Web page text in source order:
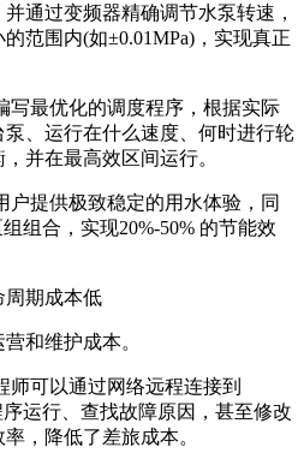
通过变频器精确调节水泵转速，
范围内(如±0.01MPa)，实现真正
写最优化的调度程序，根据实际
、运行在什么速度、何时进行轮
并在最高效区间运行。
户提供极致稳定的用水体验，同
组合，实现20%-50% 的节能效
周期成本低
和维护成本。
师可以通过网络远程连接到
运行、查找故障原因，甚至修改
，降低了差旅成本。